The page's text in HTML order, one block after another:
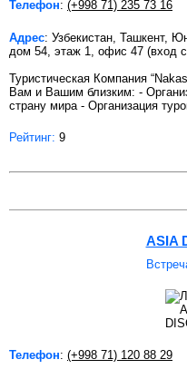
Телефон: (+998 71) 235 73 16
Адрес: Узбекистан, Ташкент,
дом 54, этаж 1, офис 47 (вход
Туристическая Компания
Вам и Вашим близким: -
страну мира - Организация
Рейтинг: 9
ASIA
Телефон: (+998 71) 120 88 29